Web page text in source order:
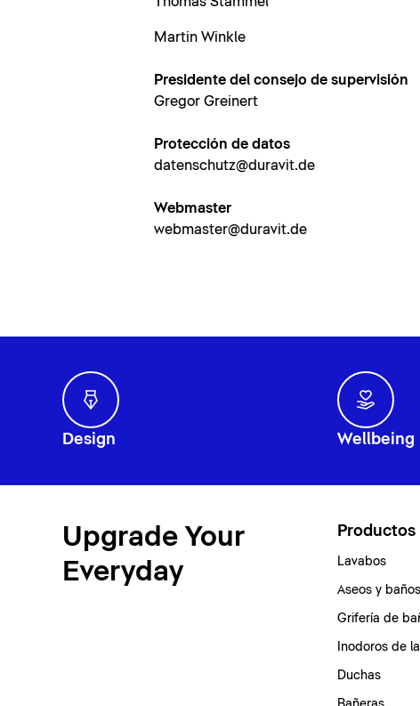
Martin Winkle
Presidente del consejo de supervisión
Gregor Greinert
Protección de datos
datenschutz@duravit.de
Webmaster
webmaster@duravit.de
Design Wellbeing
Upgrade Your
Everyday
Productos
Lavabos
Aseos y baños
Grifería de
Inodoros de
Duchas